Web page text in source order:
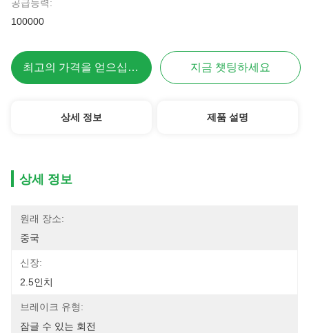
공급능력:
100000
최고의 가격을 얻으십시오 지금 챗팅하세요
상세 정보 제품 설명
상세 정보
원래 장소:
중국
신장:
2.5인치
브레이크 유형:
잠글 수 있는 회전